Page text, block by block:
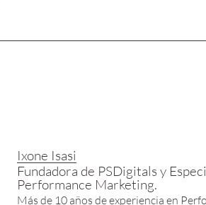
Ixone Isasi
Fundadora de PSDigitals y
Performance Marketing.
Más de 10 años de experiencia en